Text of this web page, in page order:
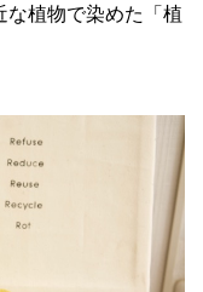
な植物で染めた「植